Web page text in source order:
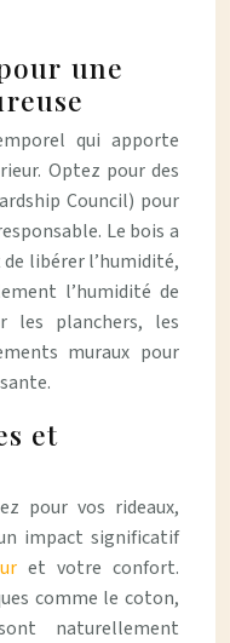
une
qui apporte
Optez pour des
Council) pour
Le bois a
de libérer l’humidité,
l’humidité de
les planchers, les
muraux pour
et
pour vos rideaux,
impact significatif
et votre confort.
comme le coton,
naturellement